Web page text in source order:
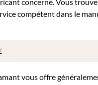
compétent dans le
vous offre